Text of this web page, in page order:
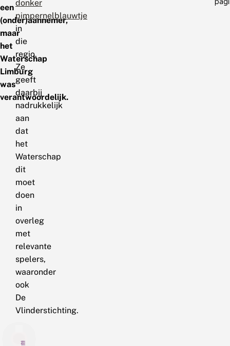
een
(onder)aannemer,
maar
het
Waterschap
Limburg
was
verantwoordelijk.
donker
pimpernelblauwtje
in
die
regio.
Ze
geeft
daarbij
nadrukkelijk
aan
dat
het
Waterschap
dit
moet
doen
in
overleg
met
relevante
spelers,
waaronder
ook
De
Vlinderstichting.
4
11
1